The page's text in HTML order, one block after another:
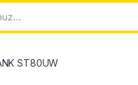
ST80UW